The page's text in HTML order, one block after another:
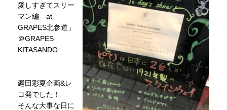
愛しすぎてスリー
マン編 at
GRAPES北参道」
＠GRAPES
KITASANDO
廻田彩夏企画&レ
コ発でした！
そんな大事な日に